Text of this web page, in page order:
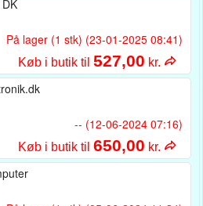
På lager (1 stk) (23-01-2025 08:41)
Køb i butik til 527,00 kr.
-- (12-06-2024 07:16)
Køb i butik til 650,00 kr.